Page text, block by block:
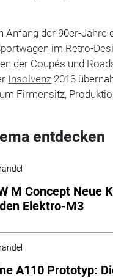
Anfang der 90er-Jahre
im Retro-
der Coupés und
Insolvenz 2013
Firmensitz,
entdecken
M Concept Neue
Elektro-M3
A110 Prototyp: